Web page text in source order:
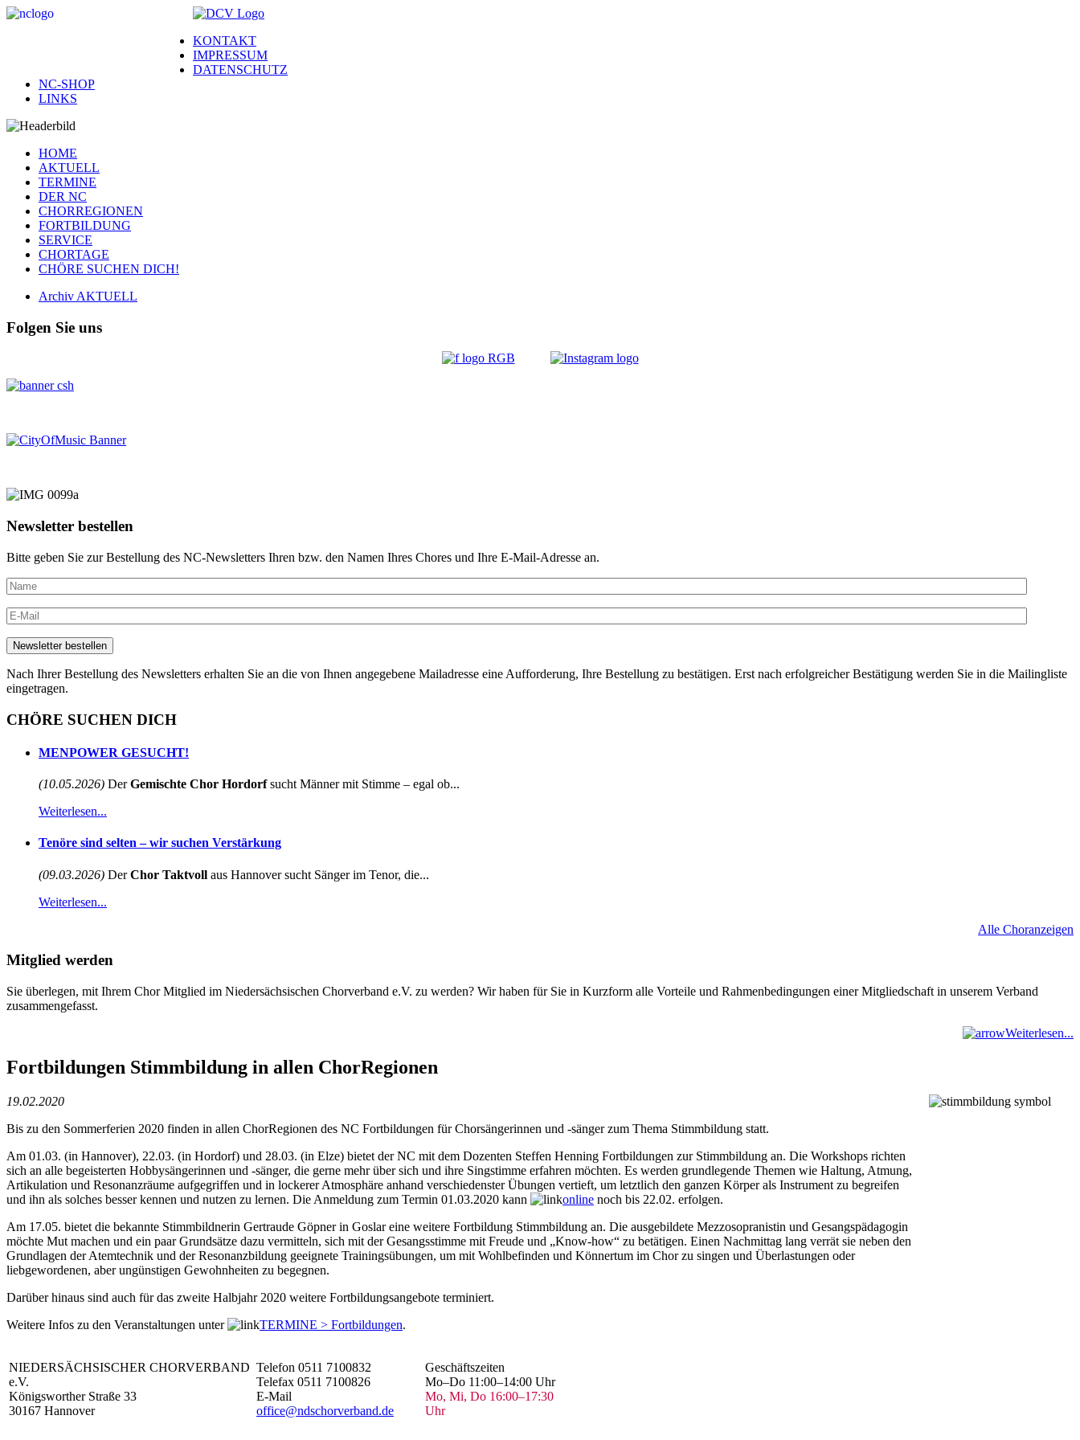
KONTAKT
IMPRESSUM
DATENSCHUTZ
NC-SHOP
LINKS
HOME
AKTUELL
TERMINE
DER NC
CHORREGIONEN
FORTBILDUNG
SERVICE
CHORTAGE
CHÖRE SUCHEN DICH!
Archiv AKTUELL
Folgen Sie uns
Newsletter bestellen
Bitte geben Sie zur Bestellung des NC-Newsletters Ihren bzw. den Namen Ihres Chores und Ihre E-Mail-Adresse an.
Nach Ihrer Bestellung des Newsletters erhalten Sie an die von Ihnen angegebene Mailadresse eine Aufforderung, Ihre Bestellung zu bestätigen. Erst nach erfolgreicher Bestätigung werden Sie in die Mailingliste
eingetragen.
CHÖRE SUCHEN DICH
MENPOWER GESUCHT!
(10.05.2026) DerGemischte Chor Hordorfsucht Männer mit Stimme – egal ob...
Weiterlesen...
Tenöre sind selten – wir suchen Verstärkung
(09.03.2026) DerChor Taktvoll aus Hannover sucht Sänger im Tenor, die...
Weiterlesen...
Alle Choranzeigen
Mitglied werden
Sie überlegen, mit Ihrem Chor Mitglied im Niedersächsischen Chorverband e.V. zu werden? Wir haben für Sie in Kurzform alle Vorteile und Rahmenbedingungen einer Mitgliedschaft in unserem Verband
zusammengefasst.
Weiterlesen...
Fortbildungen Stimmbildung in allen ChorRegionen
19.02.2020
Bis zu den Sommerferien 2020 finden in allen ChorRegionen des NC Fortbildungen für Chorsängerinnen und -sänger zum Thema Stimmbildung statt.
Am 01.03. (in Hannover), 22.03. (in Hordorf) und 28.03. (in Elze) bietet der NC mit dem Dozenten Steffen Henning Fortbildungen zur Stimmbildung an. Die Workshops richten
sich an alle begeisterten Hobbysängerinnen und -sänger, die gerne mehr über sich und ihre Singstimme erfahren möchten. Es werden grundlegende Themen wie Haltung, Atmung,
Artikulation und Resonanzräume aufgegriffen und in lockerer Atmosphäre anhand verschiedenster Übungen vertieft, um letztlich den ganzen Körper als Instrument zu begreifen
und ihn als solches besser kennen und nutzen zu lernen. Die Anmeldung zum Termin 01.03.2020 kann
online noch bis 22.02. erfolgen.
Am 17.05. bietet die bekannte Stimmbildnerin Gertraude Göpner in Goslar eine weitere Fortbildung Stimmbildung an. Die ausgebildete Mezzosopranistin und Gesangspädagogin
möchte Mut machen und ein paar Grundsätze dazu vermitteln, sich mit der Gesangsstimme mit Freude und „Know-how“ zu betätigen. Einen Nachmittag lang verrät sie neben den
Grundlagen der Atemtechnik und der Resonanzbildung geeignete Trainingsübungen, um mit Wohlbefinden und Könnertum im Chor zu singen und Überlastungen oder
liebgewordenen, aber ungünstigen Gewohnheiten zu begegnen.
Darüber hinaus sind auch für das zweite Halbjahr 2020 weitere Fortbildungsangebote terminiert.
Weitere Infos zu den Veranstaltungen unter
TERMINE > Fortbildungen.
NIEDERSÄCHSISCHER CHORVERBAND
e.V.
Königsworther Straße 33
30167 Hannover
Telefon 0511 7100832
Telefax 0511 7100826
E-Mail
office@ndschorverband.de
Geschäftszeiten
Mo–Do 11:00–14:00 Uhr
Mo, Mi, Do 16:00–17:30
Uhr